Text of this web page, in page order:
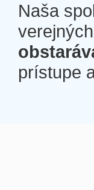
Naša
prístupe